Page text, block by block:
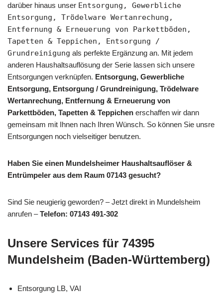
darüber hinaus unser Entsorgung, Gewerbliche
Entsorgung, Trödelware Wertanrechung,
Entfernung & Erneuerung von Parkettböden,
Tapetten & Teppichen, Entsorgung /
Grundreinigung als perfekte Ergänzung an. Mit jedem
anderen Haushaltsauflösung der Serie lassen sich unsere
Entsorgungen verknüpfen. Entsorgung, Gewerbliche
Entsorgung, Entsorgung / Grundreinigung, Trödelware
Wertanrechung, Entfernung & Erneuerung von
Parkettböden, Tapetten & Teppichen erschaffen wir dann
gemeinsam mit Ihnen nach Ihren Wünsch. So können Sie unsre
Entsorgungen noch vielseitiger benutzen.
Haben Sie einen Mundelsheimer Haushaltsauflöser &
Entrümpeler aus dem Raum 07143 gesucht?
Sind Sie neugierig geworden? – Jetzt direkt in Mundelsheim
anrufen –Telefon: 07143 491-302
Unsere Services für 74395
Mundelsheim (Baden-Württemberg)
Entsorgung LB, VAI